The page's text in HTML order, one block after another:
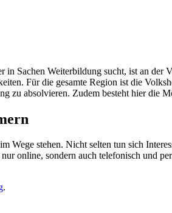
in Sachen Weiterbildung sucht, ist an
Für die gesamte Region ist die
zu absolvieren. Zudem besteht hier die
Wege stehen. Nicht selten tun sich
online, sondern auch telefonisch und
.